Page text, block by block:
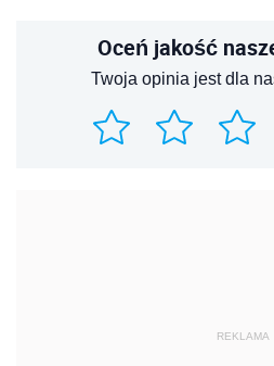
Oceń jakość
Twoja opinia jest dla
REKLAMA